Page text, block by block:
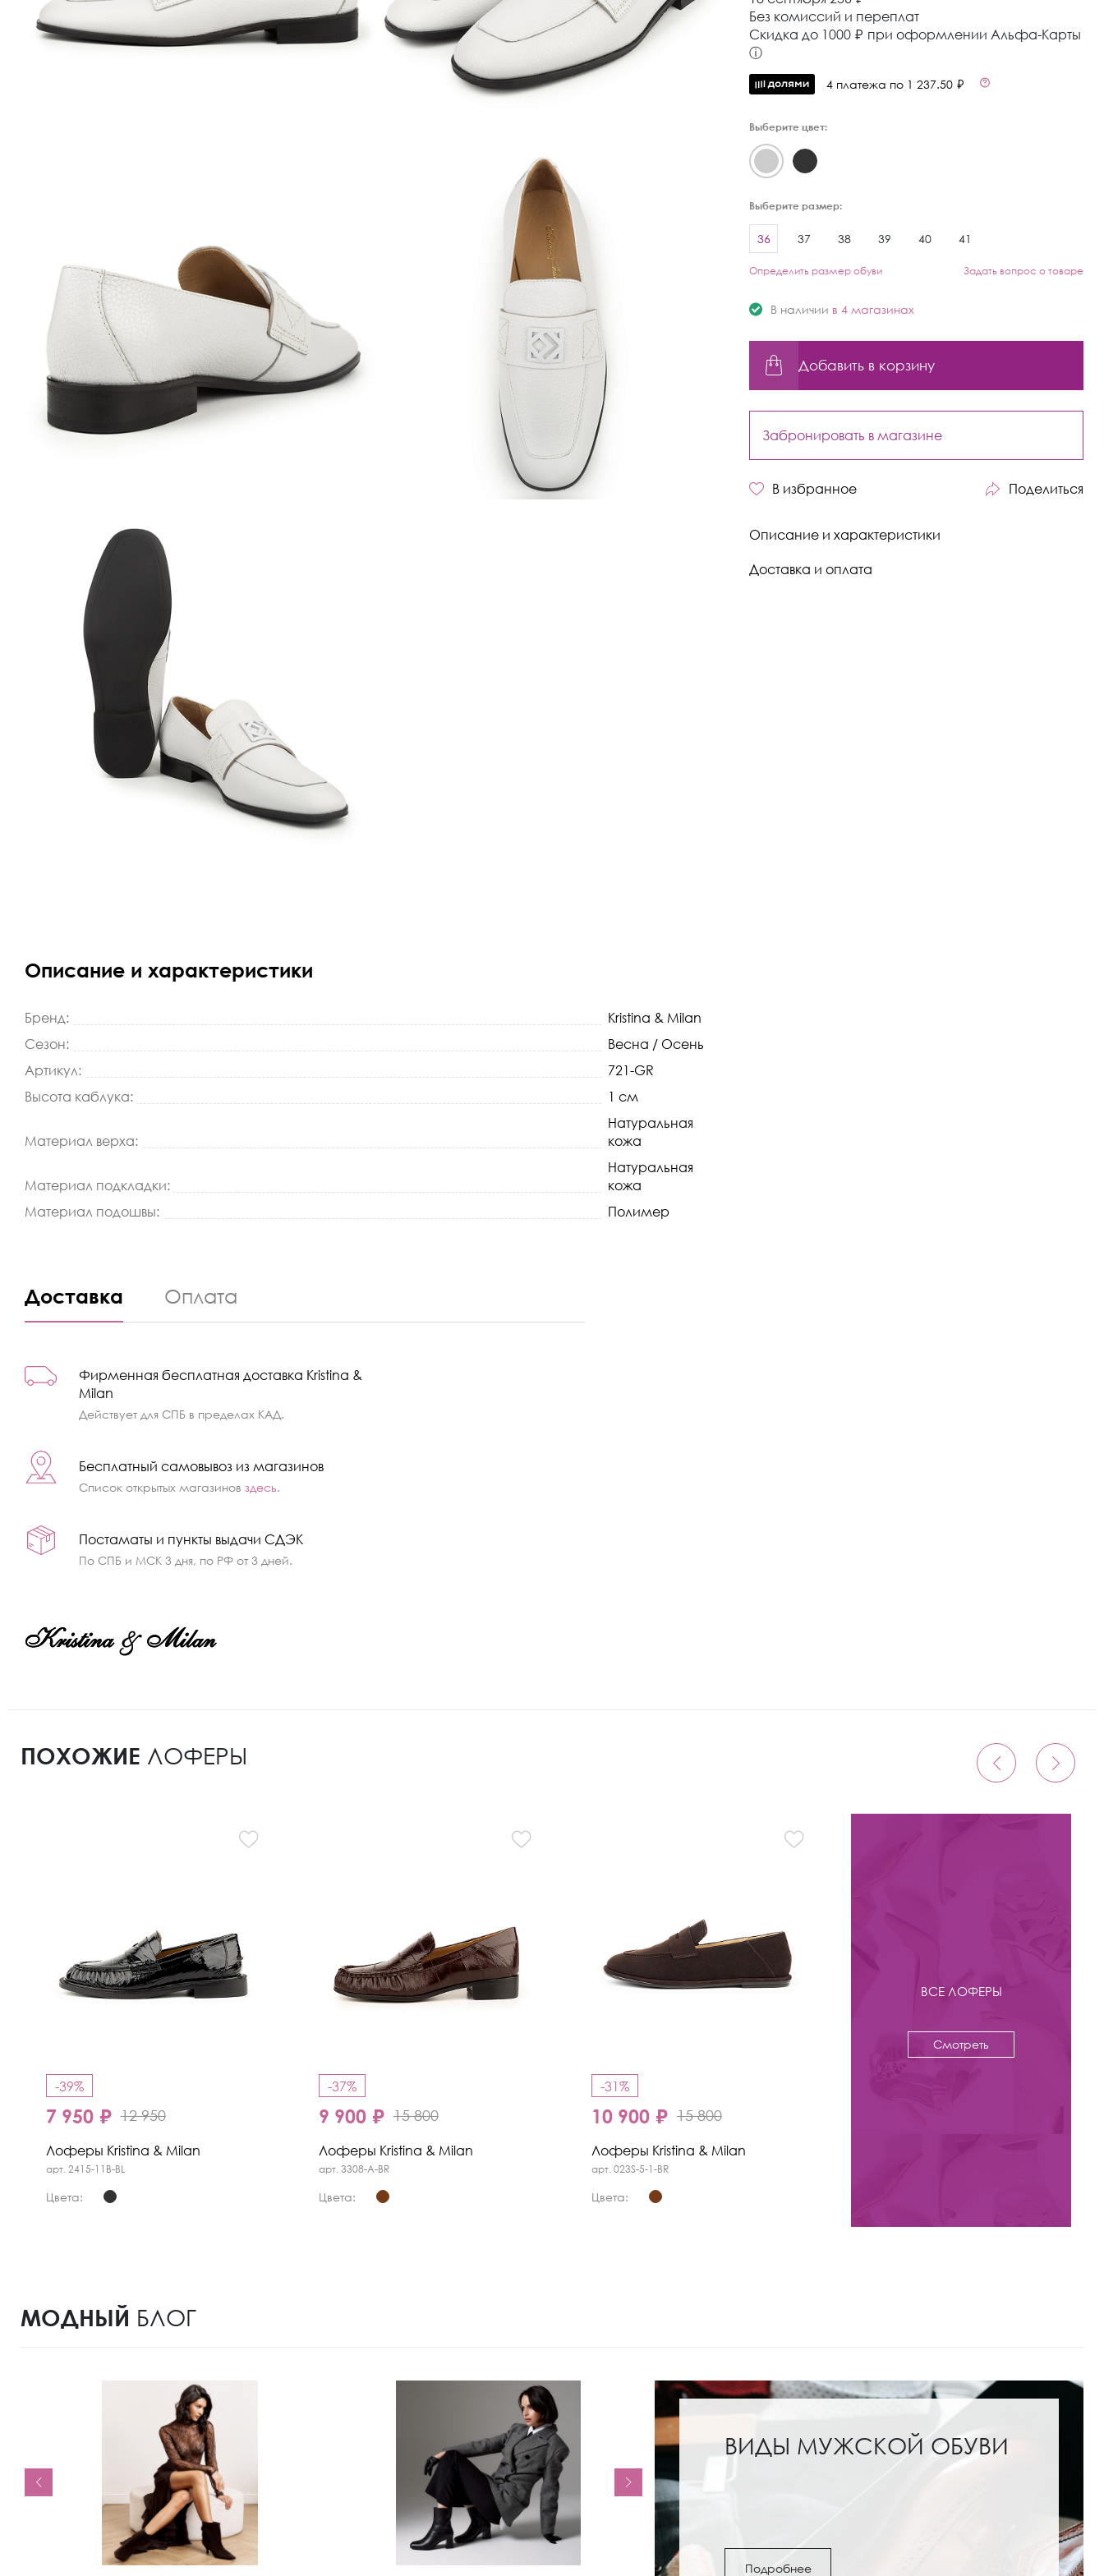
Кроссовки
Мюли
Без комиссий и переплат
Cкидка до 1000 ₽ при оформлении Альфа-Карты
ⓘ
4 платежа по 1 237.50 ₽
Выберите цвет:
Выберите размер:
36 37 38 39 40 41
Определить размер обуви Задать вопрос о товаре
В наличии в 4 магазинах
Добавить в корзину
Забронировать в магазине
В избранное Поделиться
Описание и характеристики
Доставка и оплата
Описание и характеристики
Бренд:
Kristina & Milan
Сезон:
Весна / Осень
Артикул:
721-GR
Высота каблука:
1 см
Материал верха:
Натуральная
кожа
Материал подкладки:
Натуральная
кожа
Материал подошвы:
Полимер
Доставка Оплата
Фирменная бесплатная доставка Kristina &
Milan
Действует для СПБ в пределах КАД.
Бесплатный самовывоз из магазинов
Список открытых магазиновздесь.
Постаматы и пункты выдачи СДЭК
По СПБ и МСК 3 дня, по РФ от 3 дней.
ПОХОЖИЕ ЛОФЕРЫ
-39%
7 950 ₽ 12 950
Лоферы Kristina & Milan
арт. 2415-11B-BL
Цвета:
-37%
9 900 ₽ 15 800
Лоферы Kristina & Milan
арт. 3308-A-BR
Цвета:
-31%
10 900 ₽ 15 800
Лоферы Kristina & Milan
арт. 023S-5-1-BR
Цвета:
ВСЕ ЛОФЕРЫ
Смотреть
МОДНЫЙ БЛОГ
ВИДЫ МУЖСКОЙ ОБУВИ
Подробнее